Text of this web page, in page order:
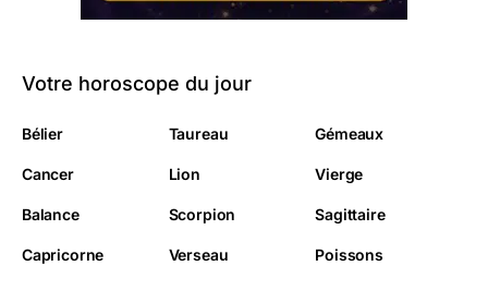
Votre horoscope du jour
Bélier Taureau Gémeaux
Cancer Lion Vierge
Balance Scorpion Sagittaire
Capricorne Verseau Poissons